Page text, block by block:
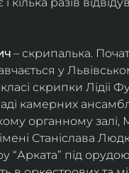
– скрипалька.
у
скрипки Лідії
камерних
органному
Станіслава
“Арката” під